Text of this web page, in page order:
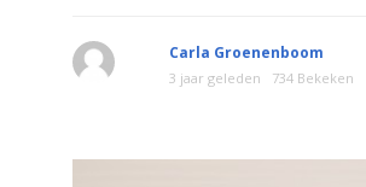
Carla Groenenboom
3 jaar geleden 734 Bekeken